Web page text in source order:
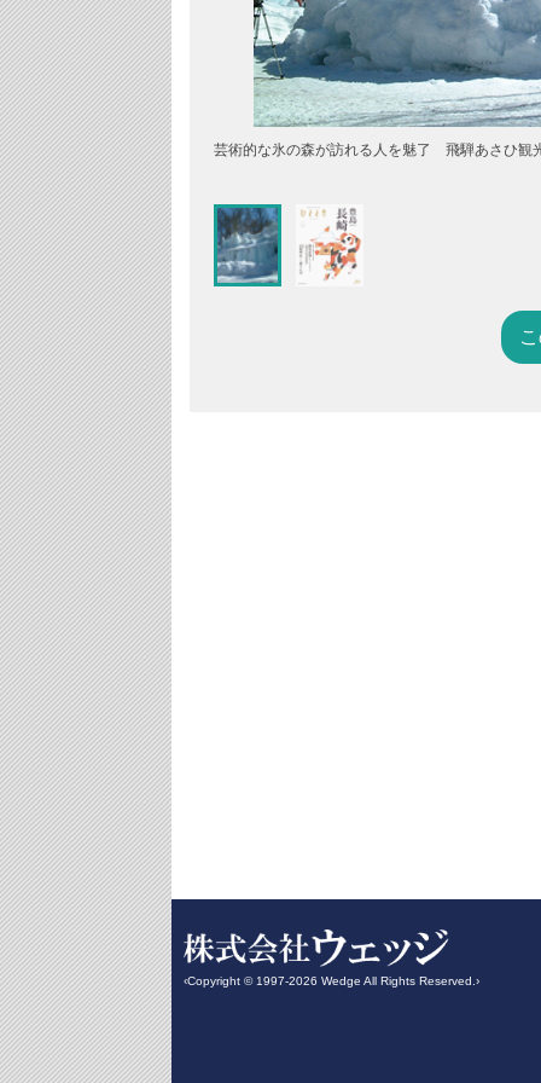
芸術的な氷の森が訪れる人を魅了 飛騨あさひ観
‹Copyright © 1997-2026 Wedge All Rights Reserved.›